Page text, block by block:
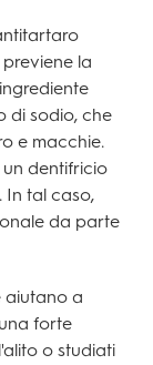
la
di sodio, che
e macchie.
dentifricio
In tal caso,
da parte
aiutano a
forte
o studiati